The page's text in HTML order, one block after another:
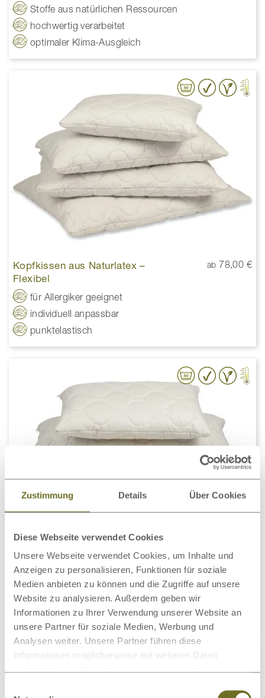
Zustimmung Details Über Cookies
Diese Webseite verwendet Cookies
Unsere Webseite verwendet Cookies, um Inhalte und
Anzeigen zu personalisieren, Funktionen für soziale
Medien anbieten zu können und die Zugriffe auf unsere
Website zu analysieren. Außerdem geben wir
Informationen zu Ihrer Verwendung unserer Website an
unsere Partner für soziale Medien, Werbung und
Analysen weiter. Unsere Partner führen diese
Informationen möglicherweise mit weiteren Daten
Stoffe aus natürlichen Ressourcen
hochwertig verarbeitet
optimaler Klima-Ausgleich
Kopfkissen aus Naturlatex –
Flexibel
ab78,00 €
für Allergiker geeignet
individuell anpassbar
punktelastisch
Baumwollkissen ab68,00 €
100 % Bio-Baumwolle (kbA)
vegan
Außenbezug waschbar bis 60 Grad